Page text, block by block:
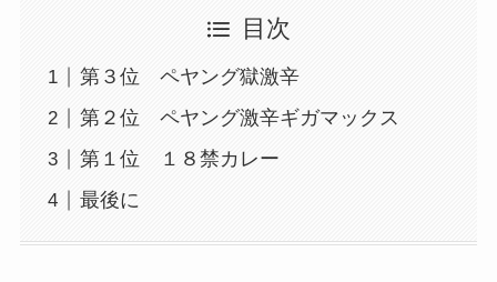
目次
第３位 ペヤング獄激辛
第２位 ペヤング激辛ギガマックス
第１位 １８禁カレー
最後に